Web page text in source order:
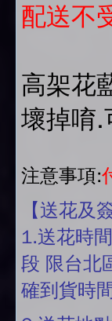
配送不
高架花
壞掉唷.
注意事項:
【送花及
1.送花時
段 限台北
確到貨時